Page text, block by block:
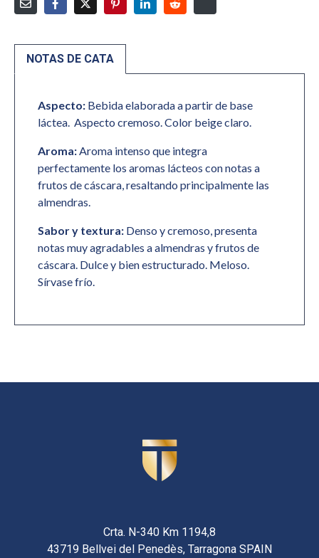
NOTAS DE CATA
Aspecto: Bebida elaborada a partir de base
láctea. Aspecto cremoso. Color beige claro.
Aroma:Aroma intenso que integra
perfectamente los aromas lácteos con notas a
frutos de cáscara, resaltando principalmente las
almendras.
Sabor y textura: Denso y cremoso, presenta
notas muy agradables a almendras y frutos de
cáscara. Dulce y bien estructurado. Meloso.
Sírvase frío.
Crta. N-340 Km 1194,8
43719 Bellvei del Penedès, Tarragona SPAIN